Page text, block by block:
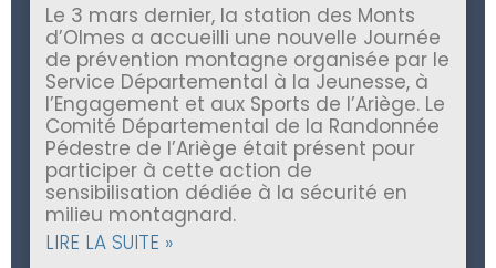
Le 3 mars dernier, la station des Monts
d’Olmes a accueilli une nouvelle Journée
de prévention montagne organisée par le
Service Départemental à la Jeunesse, à
l’Engagement et aux Sports de l’Ariège. Le
Comité Départemental de la Randonnée
Pédestre de l’Ariège était présent pour
participer à cette action de
sensibilisation dédiée à la sécurité en
milieu montagnard.
LIRE LA SUITE »